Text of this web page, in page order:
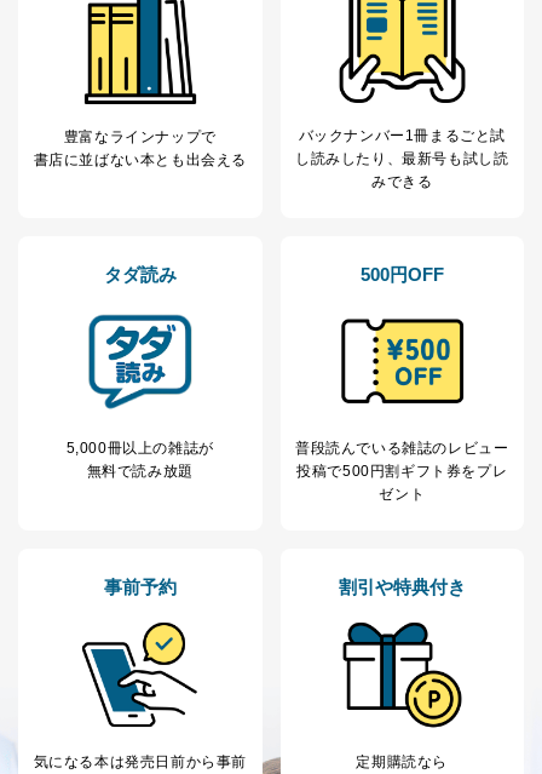
等をご利用の方の
サービス、キャンペーン等の広告
に関するご案内のため
7 トに登録された方
の個人情報
当社のサービス利用状況の把握お
よびその分析のため
お問い合わせ対応、トラブル対
処、オペレーター教育など応対品
質向上のため
その他当社のプライバシーポリシ
ータ（開示対象個人情報）の利用目的であり、下記4.の
なお、6、7については、パートナー（提携企業）様又は
各SNS運営会社様にご請求いただきますようお願い致し
ます。
３．個人情報の第三者提供について
当社は、取得した個人情報を適切に管理し､あらかじめ
本人の同意を得ることなく第三者に提供することはあり
場合であって、本人の同意を得ることが困難であると
き。
公衆衛生の向上または児童の健全な育成の推進のため
に特に必要がある場合であって、本人の同意を得るこ
とが困難である場合。
国の機関もしくは地方公共団体またはその委託を受け
た者が法令の定める事務を遂行することに対して協力
により当該事務の遂行に支障を及ぼすおそれがあると
豊富なラインナップで
書店に並ばない本とも出会える
バックナンバー1冊まるごと試
し読み したり、最新号も試し読
みできる
タダ読み
5,000冊以上の雑誌が
無料で読み放題
500円OFF
普段読んでいる雑誌のレビュー
投稿で500円割ギフト券をプレ
ゼント
事前予約
気になる本は発売日前から事前
割引や特典付き
定期購読なら